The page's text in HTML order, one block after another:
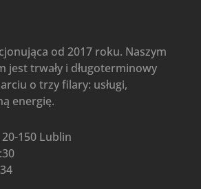
od 2017 roku. Naszym
jest trwały i długoterminowy
o trzy filary: usługi,
energię.
150 Lublin